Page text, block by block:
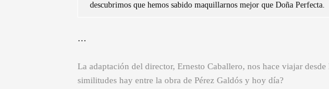
descubrimos que hemos sabido maquillarnos mejor que Doña Perfecta.
…
La adaptación del director, Ernesto Caballero, nos hace viajar
similitudes hay entre la obra de Pérez Galdós y hoy día?